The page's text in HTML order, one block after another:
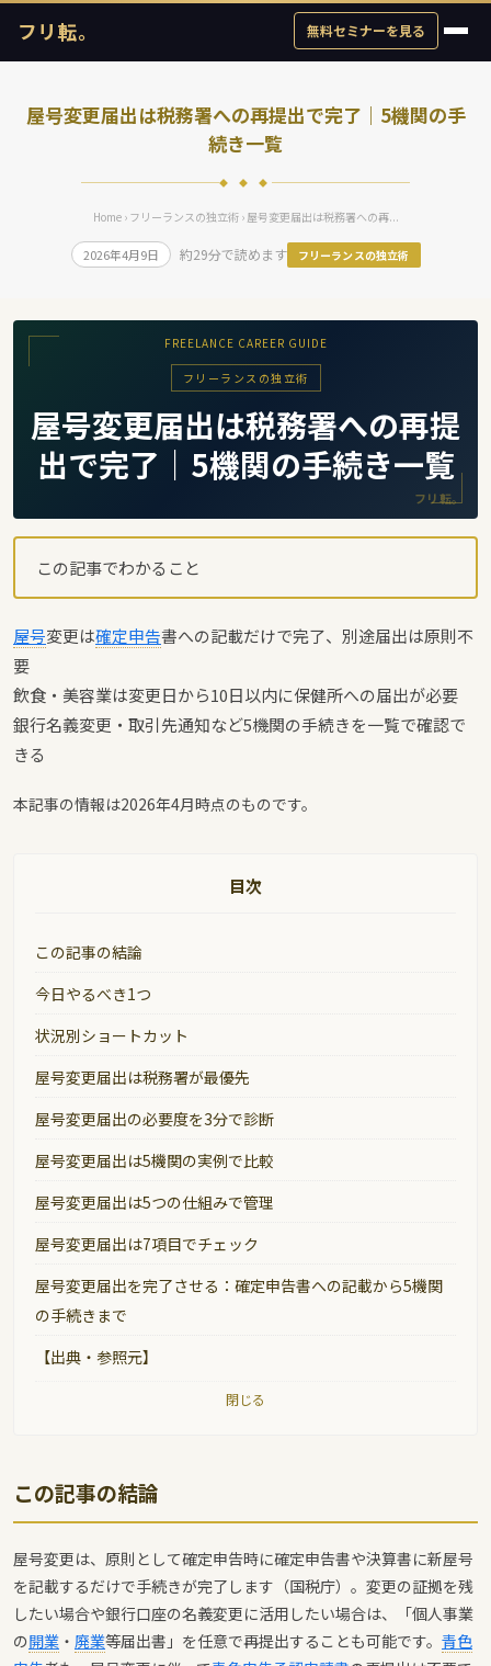
フリ転。 無料セミナーを見る
屋号変更届出は税務署への再提出で完了｜5機関の手
続き一覧
◆ ◆ ◆
Home› フリーランスの独立術› 屋号変更届出は税務署への再...
2026年4月9日 約29分で読めます フリーランスの独立術
FREELANCE CAREER GUIDE
フリーランスの独立術
屋号変更届出は税務署への再提
出で完了｜5機関の手続き一覧
フリ転。
この記事でわかること
屋号変更は確定申告書への記載だけで完了、別途届出は原則不
要
飲食・美容業は変更日から10日以内に保健所への届出が必要
銀行名義変更・取引先通知など5機関の手続きを一覧で確認で
きる
本記事の情報は2026年4月時点のものです。
目次
この記事の結論
今日やるべき1つ
状況別ショートカット
屋号変更届出は税務署が最優先
屋号変更届出の必要度を3分で診断
屋号変更届出は5機関の実例で比較
屋号変更届出は5つの仕組みで管理
屋号変更届出は7項目でチェック
屋号変更届出を完了させる：確定申告書への記載から5機関
の手続きまで
【出典・参照元】
閉じる
この記事の結論
屋号変更は、原則として確定申告時に確定申告書や決算書に新屋号
を記載するだけで手続きが完了します（国税庁）。変更の証拠を残
したい場合や銀行口座の名義変更に活用したい場合は、「個人事業
の開業 ・ 廃業等届出書」を任意で再提出することも可能です。 青色